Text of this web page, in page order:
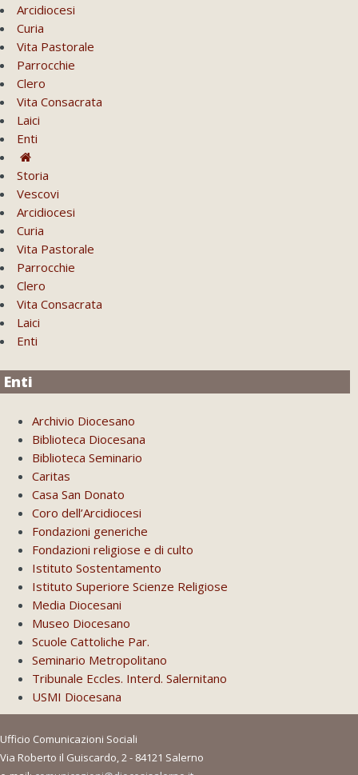
Arcidiocesi
Curia
Vita Pastorale
Parrocchie
Clero
Vita Consacrata
Laici
Enti
Storia
Vescovi
Arcidiocesi
Curia
Vita Pastorale
Parrocchie
Clero
Vita Consacrata
Laici
Enti
Enti
Archivio Diocesano
Biblioteca Diocesana
Biblioteca Seminario
Caritas
Casa San Donato
Coro dell’Arcidiocesi
Fondazioni generiche
Fondazioni religiose e di culto
Istituto Sostentamento
Istituto Superiore Scienze Religiose
Media Diocesani
Museo Diocesano
Scuole Cattoliche Par.
Seminario Metropolitano
Tribunale Eccles. Interd. Salernitano
USMI Diocesana
Ufficio Comunicazioni Sociali
Via Roberto il Guiscardo, 2 - 84121 Salerno